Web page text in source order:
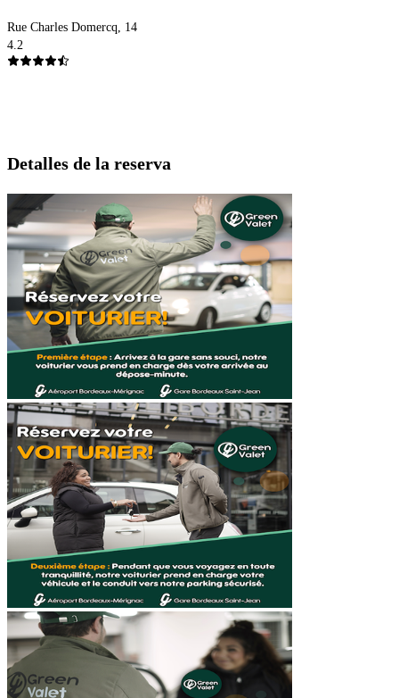
Rue Charles Domercq, 14
4.2
Detalles de la reserva